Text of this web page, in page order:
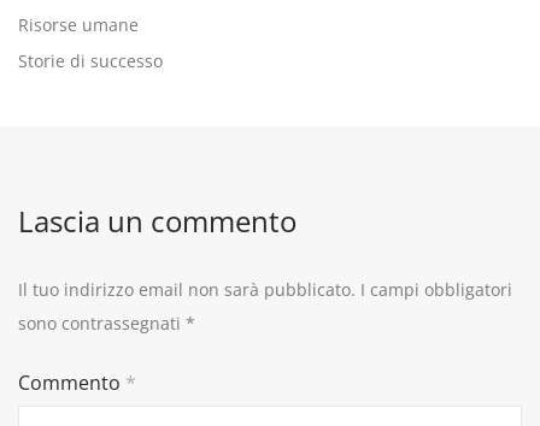
Risorse umane
Storie di successo
Lascia un commento
Il tuo indirizzo email non sarà pubblicato. I campi obbligatori
sono contrassegnati *
Commento *